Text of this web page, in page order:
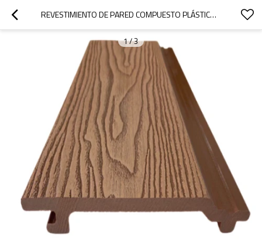
REVESTIMIENTO DE PARED COMPUESTO PLÁSTICO DE MADERA DE COLOR MEZCLADO EN RELIEVE PROFUNDO 3D
1/3